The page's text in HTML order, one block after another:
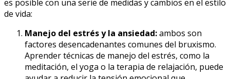
es posible con una serie de medidas y cambios en el estilo
de vida:
Manejo del estrés y la ansiedad:ambos son
factores desencadenantes comunes del bruxismo.
Aprender técnicas de manejo del estrés, como la
meditación, el yoga o la terapia de relajación, puede